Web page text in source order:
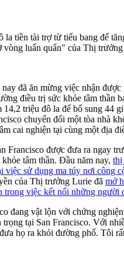
la tiền tài trợ từ tiểu bang để
luẩn quẩn" của Thị
đã ăn mừng việc nhận
điều trị sức khỏe tâm
triệu đô la để bổ sung 44
chuyển đổi một tòa nhà
cai nghiện tại cùng một địa
Francisco được đưa ra ngay
tâm thần. Đầu năm nay, thị
việc sử dụng ma túy nơi công
của Thị trưởng Lurie đã mở
trong việc kết nối những người
đang vật lộn với chứng
tại San Francisco. Với
họ ra khỏi đường phố. Tôi